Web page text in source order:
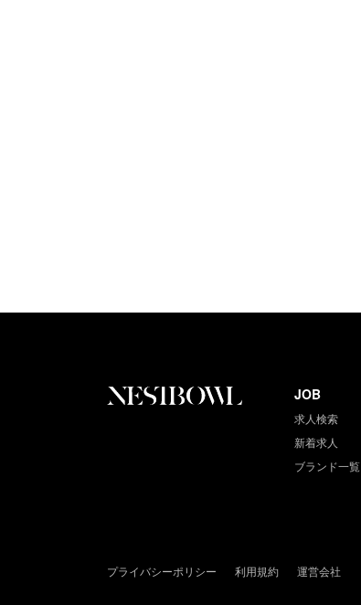
JOB
求人検索
新着求人
ブランド一覧
プライバシーポリシー 利用規約 運営会社